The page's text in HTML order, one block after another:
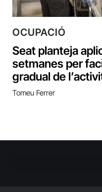
OCUPACIÓ
Seat planteja
setmanes per
gradual de
Tomeu Ferrer